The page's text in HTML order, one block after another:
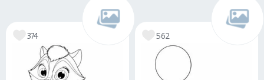
374 562